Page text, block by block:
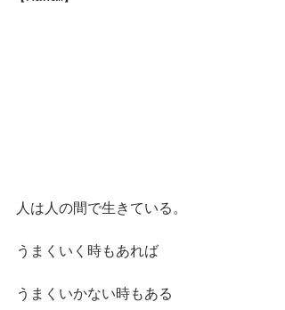
人は人の間で生きている。
うまくいく時もあれば
うまくいかない時もある